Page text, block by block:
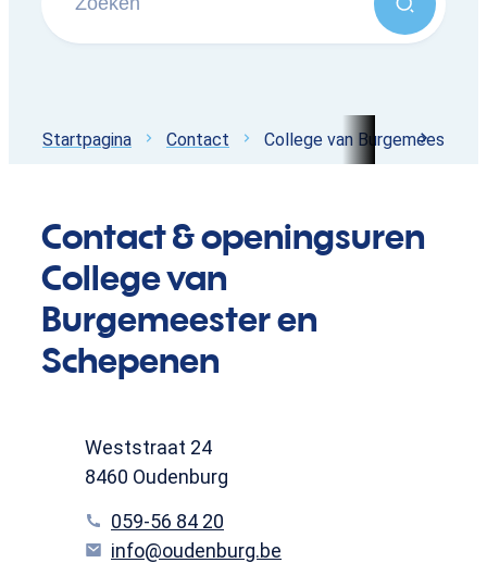
Zoeken
scroll
Startpagina Contact College van Burgemeester
Contact & openingsuren
College van
Burgemeester en
Schepenen
Contact
AdresWeststraat 24
,8460 Oudenburg
059-56 84 20
E-mail
info@oudenburg.be